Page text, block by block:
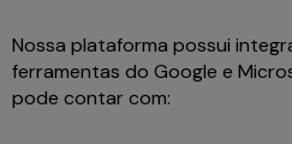
Nossa plataforma possui
ferramentas do Google e
pode contar com: